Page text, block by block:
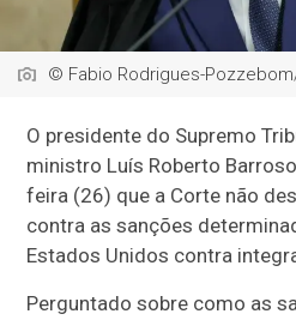
© Fabio Rodrigues-
O presidente do Supremo
ministro Luís Roberto
feira (26) que a Corte não
contra as sanções
Estados Unidos contra
Perguntado sobre como as